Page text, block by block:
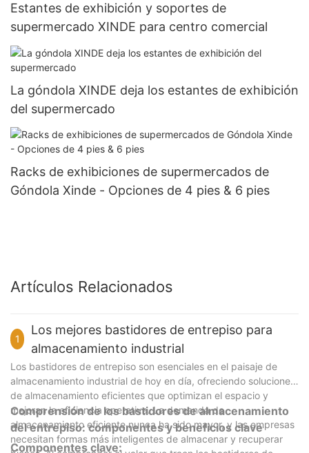
Estantes de exhibición y soportes de
supermercado XINDE para centro comercial
La góndola XINDE deja los estantes de exhibición
del supermercado
Racks de exhibiciones de supermercados de
Góndola Xinde - Opciones de 4 pies & 6 pies
Artículos Relacionados
1
Los mejores bastidores de entrepiso para
almacenamiento industrial
Los bastidores de entrepiso son esenciales en el paisaje de
almacenamiento industrial de hoy en día, ofreciendo soluciones
de almacenamiento eficientes que optimizan el espacio y
mejoran la eficiencia operativa. La demanda de
almacenamiento eficiente nunca ha sido mayor, y las empresas
necesitan formas más inteligentes de almacenar y recuperar
Comprensión de los bastidores de almacenamiento
del entrepiso: componentes y beneficios clave
Componentes clave: